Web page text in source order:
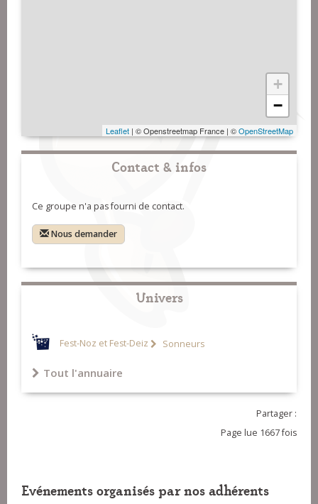
+
−
Leaflet | © Openstreetmap France | ©OpenStreetMap
Contact & infos
Ce groupe n'a pas fourni de contact.
Nous demander
Univers
Fest-Noz et Fest-Deiz Sonneurs
Tout l'annuaire
Partager :
Page lue 1667 fois
Evénements organisés par nos adhérents